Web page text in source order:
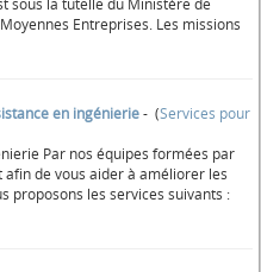
Entreprises. Les missions
en ingénierie- (Services pour
Par nos équipes formées par
de vous aider à améliorer les
proposons les services suivants :